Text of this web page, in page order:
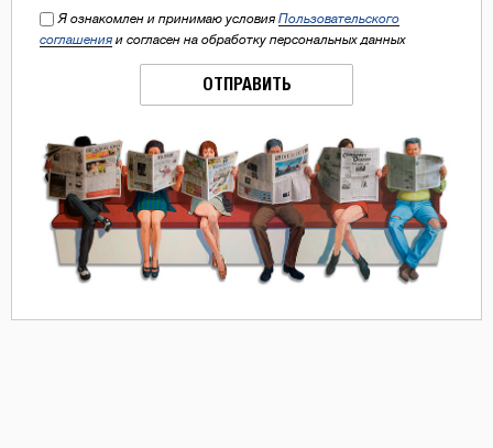
Я ознакомлен и принимаю условия Пользовательского
соглашения и согласен на обработку персональных данных
ОТПРАВИТЬ